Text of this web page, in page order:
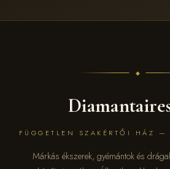
FÜGGETLEN SZAKÉRTŐI HÁZ
Márkás ékszerek, gyémántok és